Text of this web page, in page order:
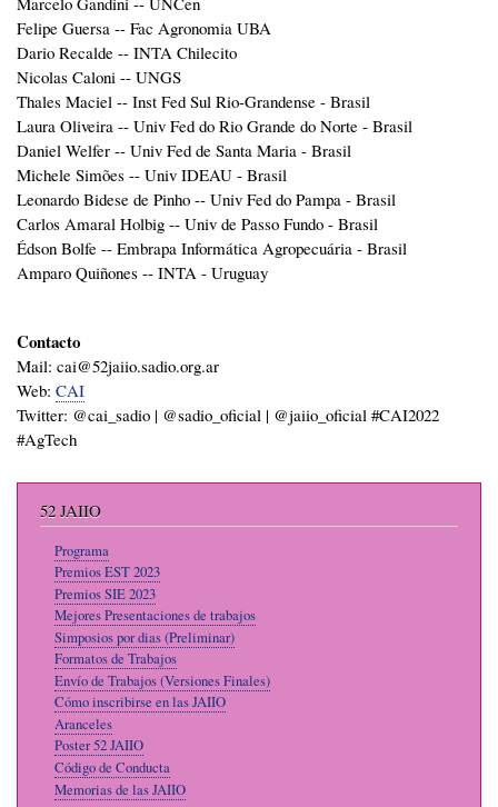
Felipe Guersa -- Fac Agronomia UBA
Dario Recalde -- INTA Chilecito
Nicolas Caloni -- UNGS
Thales Maciel -- Inst Fed Sul Rio-Grandense - Brasil
Laura Oliveira -- Univ Fed do Rio Grande do Norte - Brasil
Daniel Welfer -- Univ Fed de Santa Maria - Brasil
Michele Simões -- Univ IDEAU - Brasil
Leonardo Bidese de Pinho -- Univ Fed do Pampa - Brasil
Carlos Amaral Holbig -- Univ de Passo Fundo - Brasil
Édson Bolfe -- Embrapa Informática Agropecuária - Brasil
Amparo Quiñones -- INTA - Uruguay
Contacto
Mail: cai@52jaiio.sadio.org.ar
Web: CAI
Twitter: @cai_sadio | @sadio_oficial | @jaiio_oficial #CAI2022
#AgTech
52 JAIIO
Programa
Premios EST 2023
Premios SIE 2023
Mejores Presentaciones de trabajos
Simposios por dias (Preliminar)
Formatos de Trabajos
Envío de Trabajos (Versiones Finales)
Cómo inscribirse en las JAIIO
Aranceles
Poster 52 JAIIO
Código de Conducta
Memorias de las JAIIO